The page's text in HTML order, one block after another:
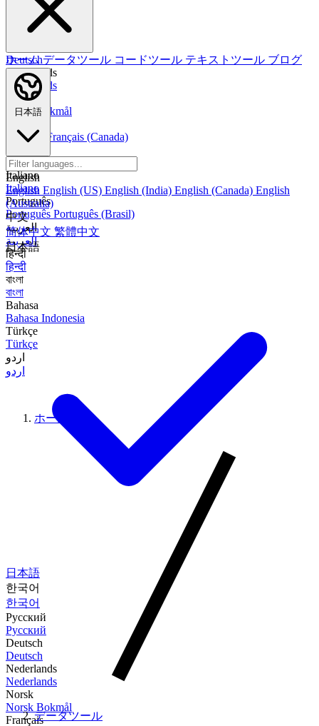
한국어
Русский
Русский
Deutsch
Nederlands
Nederlands
Norsk
Norsk Bokmål
Français
Français (Canada)
EspañolEspañol (México)
Italiano
Italiano
Português
Português Português (Brasil)
العربية
العربية
हिन्दी
हिन्दी
বাংলা
বাংলা
Bahasa
Bahasa Indonesia
Türkçe
Türkçe
اردو
اردو
ホームデータツール コードツール テキストツール ブログ
日本語
English
English English (US) English (India) English (Canada) English
(Australia)
中文
简体中文 繁體中文
日本語
日本語
한국어
한국어
Русский
Русский
Deutsch
Deutsch
Nederlands
Nederlands
Norsk
Norsk Bokmål
Français
ホーム
データツール